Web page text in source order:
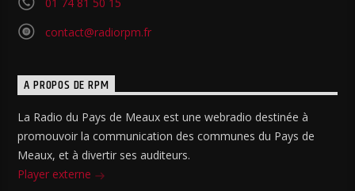
contact@radiorpm.fr
A PROPOS DE RPM
La Radio du Pays de Meaux est une webradio destinée à
promouvoir la communication des communes du Pays de
Meaux, et à divertir ses auditeurs.
Player externe